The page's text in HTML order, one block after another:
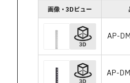
画像・3Dビュー
AP-
AP-